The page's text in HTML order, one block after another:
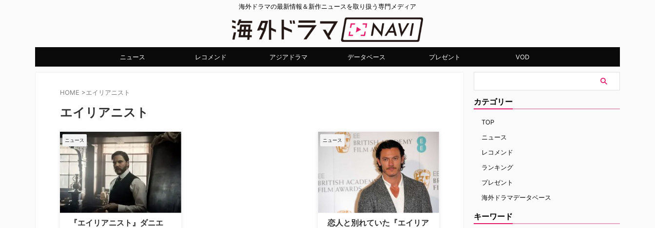
海外ドラマの最新情報＆新作ニュースを取り扱う専門メディア
ニュース レコメンド アジアドラマ データベース プレゼント VOD
HOME >エイリアニスト
エイリアニスト
ニュース
『エイリアニスト』ダニエ
ニュース
恋人と別れていた『エイリア
カテゴリー
TOP
ニュース
レコメンド
ランキング
プレゼント
海外ドラマデータベース
キーワード